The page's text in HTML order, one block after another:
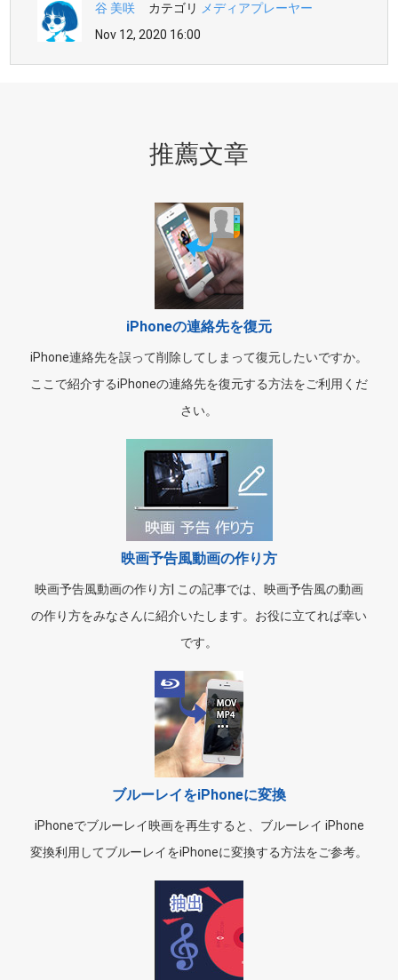
谷 美咲 カテゴリ
メディアプレーヤー
Nov 12, 2020 16:00
推薦文章
iPhoneの連絡先を復元
iPhone連絡先を誤って削除してしまって復元したいですか。
ここで紹介するiPhoneの連絡先を復元する方法をご利用くだ
さい。
映画予告風動画の作り方
映画予告風動画の作り方| この記事では、映画予告風の動画
の作り方をみなさんに紹介いたします。お役に立てれば幸い
です。
ブルーレイをiPhoneに変換
iPhoneでブルーレイ映画を再生すると、ブルーレイ iPhone
変換利用してブルーレイをiPhoneに変換する方法をご参考。